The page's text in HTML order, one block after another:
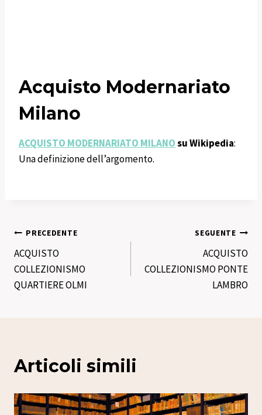
Acquisto Modernariato
Milano
ACQUISTO MODERNARIATO MILANOsu Wikipedia:
Una definizione dell’argomento.
Navigazione
articoli
PRECEDENTE
ACQUISTO
COLLEZIONISMO
QUARTIERE OLMI
SEGUENTE
ACQUISTO
COLLEZIONISMO PONTE
LAMBRO
Articoli simili